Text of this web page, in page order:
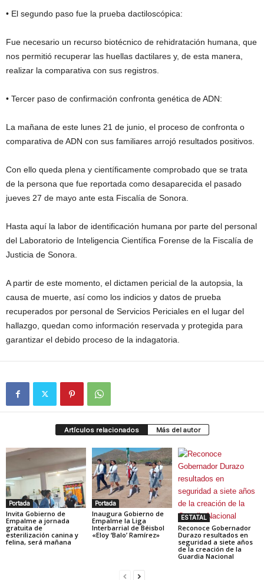
• El segundo paso fue la prueba dactiloscópica:
Fue necesario un recurso biotécnico de rehidratación humana, que
nos permitió recuperar las huellas dactilares y, de esta manera,
realizar la comparativa con sus registros.
• Tercer paso de confirmación confronta genética de ADN:
La mañana de este lunes 21 de junio, el proceso de confronta o
comparativa de ADN con sus familiares arrojó resultados positivos.
Con ello queda plena y científicamente comprobado que se trata
de la persona que fue reportada como desaparecida el pasado
jueves 27 de mayo ante esta Fiscalía de Sonora.
Hasta aquí la labor de identificación humana por parte del personal
del Laboratorio de Inteligencia Científica Forense de la Fiscalía de
Justicia de Sonora.
A partir de este momento, el dictamen pericial de la autopsia, la
causa de muerte, así como los indicios y datos de prueba
recuperados por personal de Servicios Periciales en el lugar del
hallazgo, quedan como información reservada y protegida para
garantizar el debido proceso de la indagatoria.
Artículos relacionados Más del autor
Portada
Invita Gobierno de
Empalme a jornada
gratuita de
esterilización canina y
felina, será mañana
Portada
Inaugura Gobierno de
Empalme la Liga
Interbarrial de Béisbol
«Eloy ‘Balo’ Ramírez»
ESTATAL
Reconoce Gobernador
Durazo resultados en
seguridad a siete años
de la creación de la
Guardia Nacional